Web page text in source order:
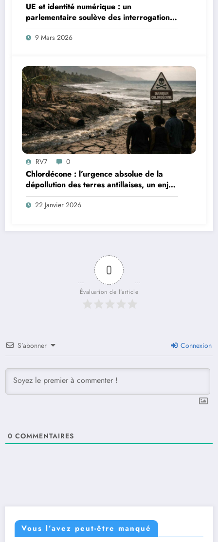
UE et identité numérique : un
parlementaire soulève des interrogations
juridiques
9 Mars 2026
RV7 0
Chlordécone : l’urgence absolue de la
dépollution des terres antillaises, un enjeu
sanitaire, environnemental et
démocratique
22 Janvier 2026
0
Évaluation de l'article
S’abonner Connexion
0 COMMENTAIRES
Vous l’avez peut-être manqué